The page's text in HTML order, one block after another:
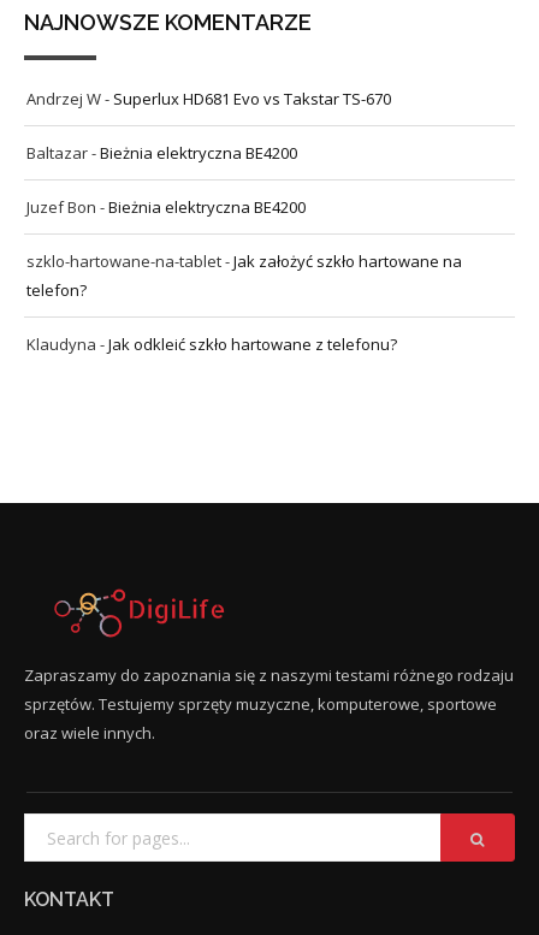
NAJNOWSZE KOMENTARZE
Andrzej W- Superlux HD681 Evo vs Takstar TS-670
Baltazar-Bieżnia elektryczna BE4200
Juzef Bon -Bieżnia elektryczna BE4200
szklo-hartowane-na-tablet-Jak założyć szkło hartowane na
telefon?
Klaudyna -Jak odkleić szkło hartowane z telefonu?
Zapraszamy do zapoznania się z naszymi testami różnego rodzaju
sprzętów. Testujemy sprzęty muzyczne, komputerowe, sportowe
oraz wiele innych.
KONTAKT